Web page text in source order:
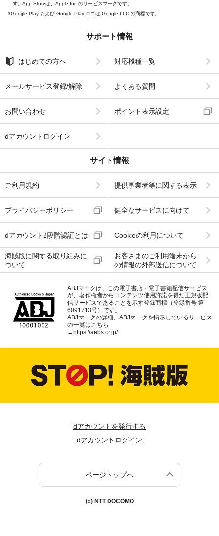
す。App Storeは、Apple Inc.のサービスマークです。
Google Play および Google Play ロゴは Google LLC の商標です。
サポート情報
はじめての方へ 対応機種一覧
メールサービス登録/解除 よくある質問
お問い合わせ ポイント表示設定
dアカウントログイン
サイト情報
ご利用規約 提供事業者等に関する表示
プライバシーポリシー 健全なサービスに向けて
dアカウント2段階認証とは Cookieの利用について
海賊版に関する取り組みに
ついて
お客さまのご利用端末から
の情報の外部送信について
ABJマークは、この電子書店・電子書籍配信サービス
が、著作権者からコンテンツ使用許諾を得た正規版配
信サービスであることを示す登録商標（登録番号 第
6091713号）です。
ABJマークの詳細、ABJマークを掲示しているサービス
の一覧はこちら
→https://aebs.or.jp/
dアカウントを発行する
dアカウントログイン
ページトップへ
(c) NTT DOCOMO